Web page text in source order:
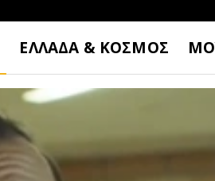
ΕΛΛΑΔΑ & ΚΟΣΜΟΣ